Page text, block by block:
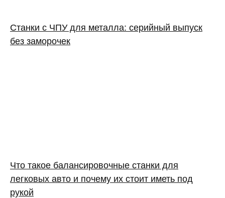
Станки с ЧПУ для металла: серийный выпуск
без заморочек
Что такое балансировочные станки для
легковых авто и почему их стоит иметь под
рукой